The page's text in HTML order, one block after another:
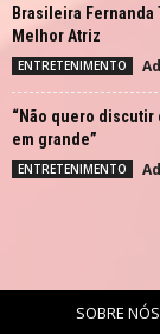
Brasileira
Melhor Atriz
ENTRETENIMENTO
“Não quero discutir
em grande”
ENTRETENIMENTO
SOBRE NÓS